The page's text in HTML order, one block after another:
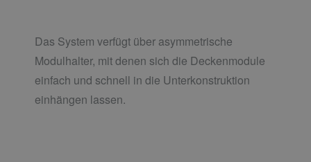
Das System verfügt über asymmetrische
Modulhalter, mit denen sich die Deckenmodule
einfach und schnell in die Unterkonstruktion
einhängen lassen.